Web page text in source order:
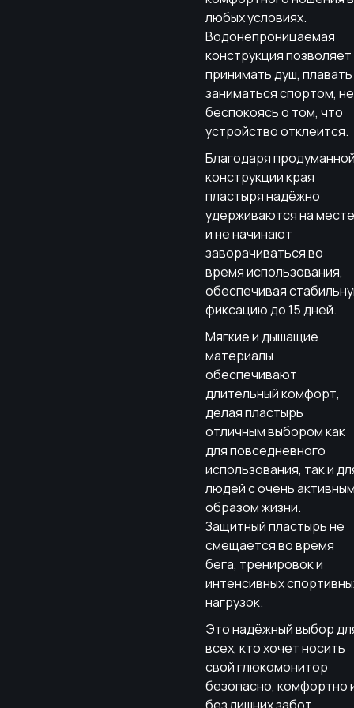
любых условиях.
Водонепроницаемая
конструкция позволяет
принимать душ, плавать
заниматься спортом, не
беспокоясь о том, что
устройство отклеится.
Благодаря продуманной
конструкции края
пластыря надёжно
удерживаются на месте
и не начинают
заворачиваться во
время использования,
обеспечивая
фиксацию до 15 дней.
Мягкие и дышащие
материалы
обеспечивают
длительный комфорт,
делая пластырь
отличным выбором как
для повседневного
использования, так и
людей с очень активным
образом жизни.
Защитный пластырь не
смещается во время
бега, тренировок и
интенсивных
нагрузок.
Это надёжный выбор
всех, кто хочет носить
свой глюкомонитор
безопасно, комфортно